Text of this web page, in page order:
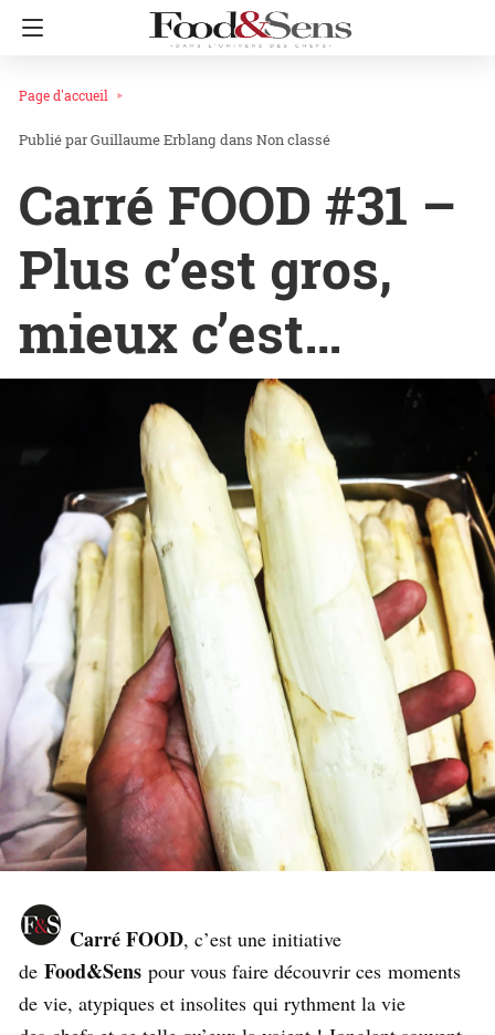
Page d'accueil
Guillaume Erblang dans Non classé
Carré FOOD #31 –
Plus c’est gros,
mieux c’est…
Carré FOOD, c’est une initiative
de Food&Sens pour vous faire découvrir ces moments
de vie, atypiques et insolites qui rythment la vie